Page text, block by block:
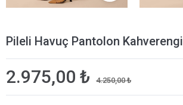
Pileli Havuç Pantolon Kahverengi
2.975,00 ₺ 4.250,00 ₺